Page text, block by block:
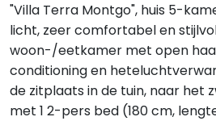
"Villa Terra Montgo", huis 5-
licht, zeer comfortabel en
woon-/eetkamer met open
conditioning en
de zitplaats in de tuin, naar het
met 1 2-pers bed (180 cm,